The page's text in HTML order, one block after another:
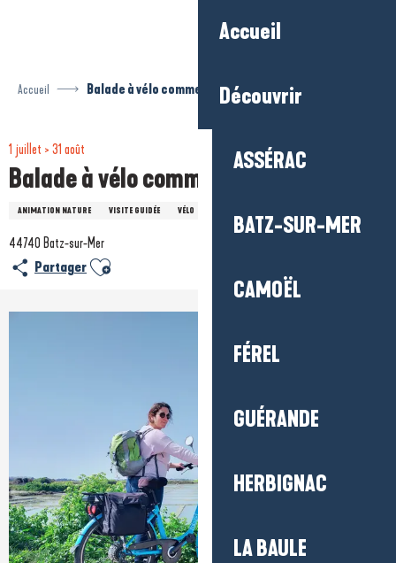
Accueil
Découvrir
ASSÉRAC
BATZ-SUR-MER
CAMOËL
FÉREL
GUÉRANDE
HERBIGNAC
LA BAULE
Accueil Balade à vélo commentée
1 juillet > 31 août
Balade à vélo commentée
ANIMATION NATURE VISITE GUIDÉE VÉLO
44740 Batz-sur-Mer
Partager Ajouter aux favoris